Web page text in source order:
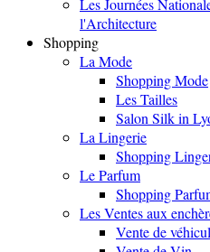
Les Journées
l'Architecture
Shopping
La Mode
Shopping Mode
Les Tailles
Salon Silk in
La Lingerie
Shopping
Le Parfum
Shopping
Les Ventes aux
Vente de